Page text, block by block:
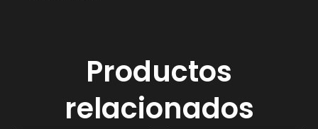
Productos
relacionados